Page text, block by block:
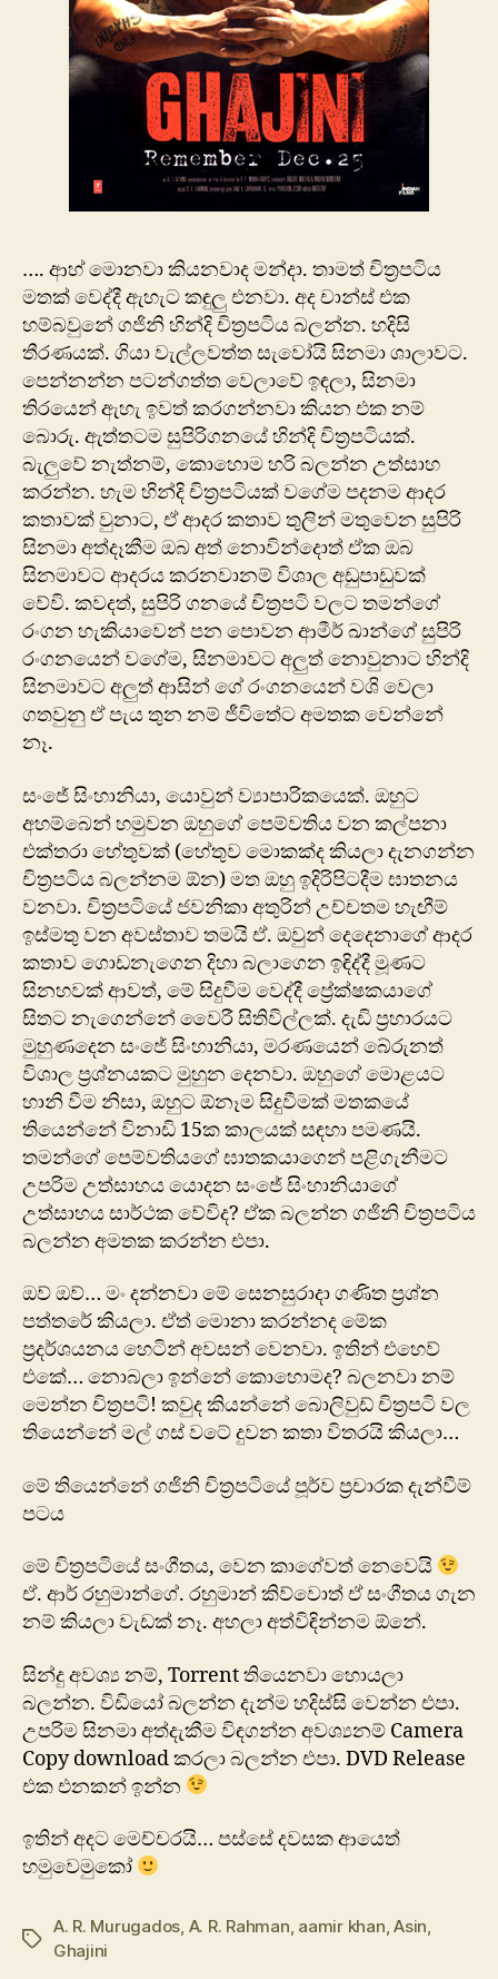
…. ආහ් මොනවා කියනවාද මන්දා. තාමත් චිත්‍රපටිය
මතක් වෙද්දී ඇහැට කඳුලු එනවා. අද චාන්ස් එක
හම්බවු‍නේ ගජිනි හින්දි චිත්‍රපටිය බලන්න. හදිසි
තීරණයක්. ගියා වැල්ලවත්ත සැවෝයි සිනමා ශාලාවට.
පෙන්නන්න පටන්ගත්ත වෙලාවේ ඉඳලා, සිනමා
තිරයෙන් ඇහැ ඉවත් කරගන්නවා කියන එක ‍නම්
බොරු. ඇත්තටම සුපිරිගනයේ හින්දි චිත්‍රපටියක්.
බැලුවේ නැත්නම්, කොහොම හරි බලන්න උත්සාහ
කරන්න. හැම හින්දි චිත්‍රපටියක් වගේම පදනම ආදර
කතාවක් වුනාට, ඒ ආදර කතාව තුලින් මතුවෙන සුපිරි
සිනමා අත්දෑකීම ඔබ අත් නොවින්දොත් ඒක ඔබ
සිනමාවට ආදරය කරනවානම් විශාල අඩුපාඩුවක්
වේවි. කවදත්, සුපිරි ගනයේ චිත්‍රපටි වලට තමන්ගේ
රංගන හැකියාවෙන් පන පොවන ආමීර් ඛාන්ගේ සුපිරි
රංගනයෙන් වගේම, සිනමාව‍ට අලුත් ‍නොවුනාට හින්දි
සිනමාවට අලුත් ආසින් ගේ රංගනයෙන් වශි වෙලා
ගතවුනු ඒ පැය තුන නම් ජීවිතේට අමතක වෙන්නේ
නෑ.
සං‍ජේ සිංහානියා, යොවුන් ව්‍යාපාරිකයෙක්. ඔහුට
අහම්බෙන් හමුවන ඔහු‍ගේ පෙම්වතිය ‍වන කල්පනා
එක්තරා හේතුවක් (හේතුව මොකක්ද කියලා දැනගන්න
චිත්‍රපටිය බලන්නම ඕන) මත ඔහු ඉදිරිපිටදීම ඝාතනය
වනවා. චිත්‍රපටියේ ජවනිකා අතුරින් උච්චතම හැඟීම්
ඉස්මතු වන අවස්තාව තමයි ඒ. ඔවුන් දෙදෙනාගේ ආදර
කතාව ගොඩනැගෙන දිහා බලාගෙන ඉඳිද්දී මූණට
සිනහවක් ආවත්, මේ සිදුවීම වෙද්දී ප්‍රේක්ෂකයාගේ
සිතට නැගෙන්නේ වෛරී සිතිවිල්ලක්. දැඩි ප්‍රහාරයට
මුහුණදෙන සංජේ සිංහානියා, මරණයෙන් බේරුනත්
විශාල ප්‍රශ්නයකට මුහුන දෙනවා. ඔහුගේ මොළයට
හානි වීම නිසා, ඔහුට ඕනෑම සිදුවීමක් මතකයේ
තියෙන්නේ විනාඩි 15ක කාලයක් සඳහා පමණයි.
තමන්ගේ පෙම්වතියගේ ඝාතකයාගෙන් පළිගැනීමට
උපරිම උත්සාහය යොදන සංජේ සිංහානියාගේ
උත්සාහය සාර්ථක වේවිද? ඒක බලන්න ගජිනි චිත්‍රපටිය
බලන්න අමතක කරන්න එපා.
ඔව් ඔව්… මං දන්නවා මේ සෙනසුරාදා ගණිත ප්‍රශ්න
පත්තරේ කියලා. ඒත් මොනා කරන්නද මේක
ප්‍රදර්ශයනය හෙටින් අවසන් වෙනවා. ඉතින් එහෙව්
එකේ… නොබලා ඉන්නේ කොහොමද? බලනවා නම්
මෙන්න චිත්‍රපටි! කවුද කියන්නේ බොලිවුඩ් චිත්‍රපටි වල
තියෙන්නේ මල් ගස් වටේ දුවන කතා විතරයි කියලා…
මේ තියෙන්නේ ගජිනි චිත්‍රපටියේ පූර්ව ප්‍රචාරක දැන්වීම්
පටය
මේ චිත්‍රපටියේ සංගීතය, වෙන කාගේවත් නෙවෙයි
ඒ. ආර් රහුමාන්ගේ. රහුමාන් කිව්වොත් ඒ සංගීතය ගැන
නම් කියලා වැඩක් නෑ. අහලා අත්විඳින්නම ඕනේ.
සින්දු අවශ්‍ය නම්, Torrent තියෙනවා හොයලා
බලන්න. විඩි‍යෝ බලන්න දැන්ම හදිස්සි වෙන්න එපා.
උපරිම සිනමා අත්දැකීම විඳගන්න අවශ්‍යනම් Camera
Copy download කරලා බලන්න එපා. DVD Release
එක එනකන් ඉන්න
ඉතින් අදට මෙච්චරයි… පස්සේ දවසක ආයෙත්
හමුවෙමුකෝ
Tags
A. R. Murugados, A. R. Rahman, aamir khan,Asin,
Ghajini